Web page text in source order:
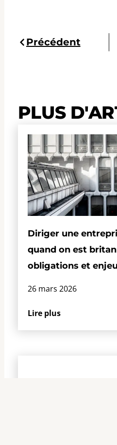
Précédent
Précédent
PLUS
Diriger une
quand on est
obligations et
26 mars 2026
Lire plus